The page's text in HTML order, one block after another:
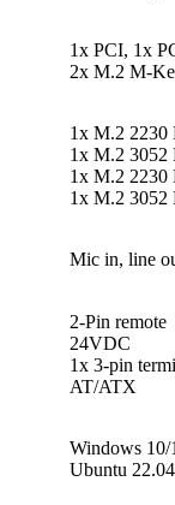
1x PCI, 1x
2x M.2 M-
1x M.2 2230
1x M.2
1x M.2 2230
1x M.2
Mic in, line
2-Pin remote
24VDC
1x 3-pin
AT/ATX
Windows 10/
Ubuntu 22.04